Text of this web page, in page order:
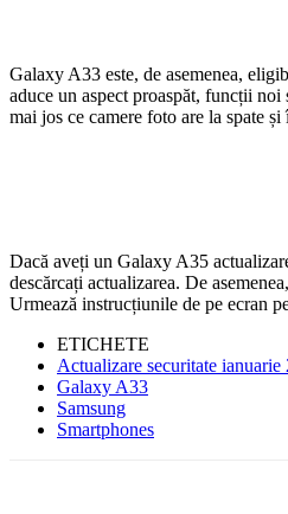
Galaxy A33 este, de asemenea,
aduce un aspect proaspăt, funcții
mai jos ce camere foto are la spate
Dacă aveți un Galaxy A35
descărcați actualizarea. De
Urmează instrucțiunile de pe ecran
ETICHETE
Actualizare securitate ianuarie
Galaxy A33
Samsung
Smartphones